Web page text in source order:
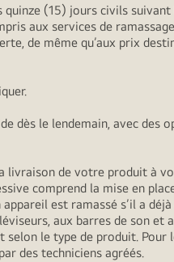
quinze (15) jours civils
aux services de
de même qu’aux prix
dès le lendemain, avec
livraison de votre produit à
comprend la mise en
est ramassé s’il a
aux barres de son
le type de produit. Pour
des techniciens agréés.